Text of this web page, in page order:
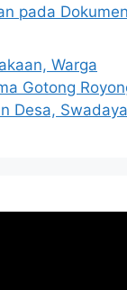
pada Dokumen
Warga
Gotong
Desa, Swadaya